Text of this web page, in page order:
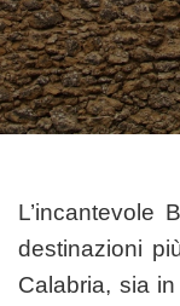
L’incantevole
destinazioni
Calabria, sia